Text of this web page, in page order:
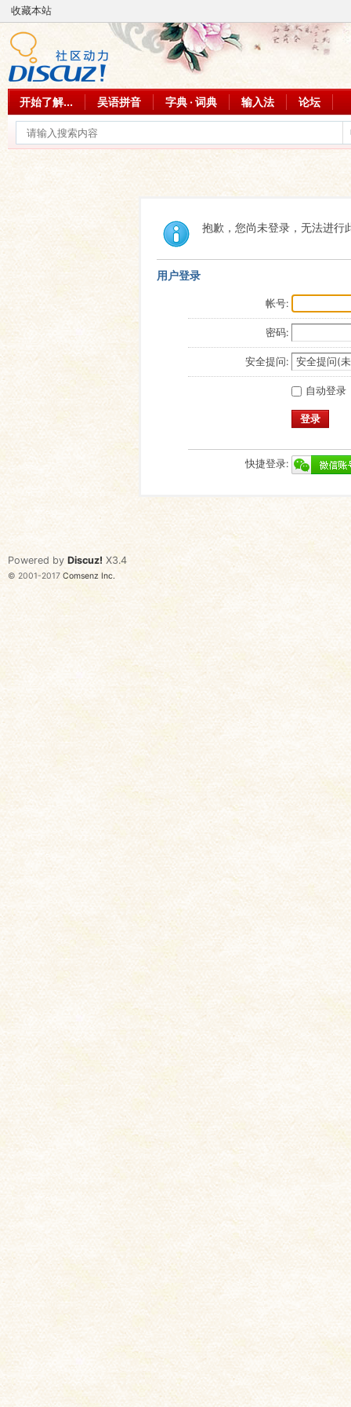
收藏本站
开始了解... 吴语拼音 字典 · 词典 输入法 论坛
抱歉，您尚未登录，无法进行
用户登录
帐号:
密码:
安全提问:
自动登录
登录
快捷登录:
Powered by Discuz! X3.4
© 2001-2017 Comsenz Inc.